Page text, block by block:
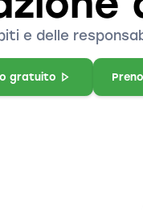
e delle
gratuito